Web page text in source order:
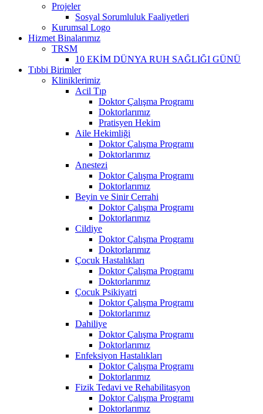
Projeler
Sosyal Sorumluluk Faaliyetleri
Kurumsal Logo
Hizmet Binalarımız
TRSM
10 EKİM DÜNYA RUH SAĞLIĞI GÜNÜ
Tıbbi Birimler
Kliniklerimiz
Acil Tıp
Doktor Çalışma Programı
Doktorlarımız
Pratisyen Hekim
Aile Hekimliği
Doktor Çalışma Programı
Doktorlarımız
Anestezi
Doktor Çalışma Programı
Doktorlarımız
Beyin ve Sinir Cerrahi
Doktor Çalışma Programı
Doktorlarımız
Cildiye
Doktor Çalışma Programı
Doktorlarımız
Çocuk Hastalıkları
Doktor Çalışma Programı
Doktorlarımız
Çocuk Psikiyatri
Doktor Çalışma Programı
Doktorlarımız
Dahiliye
Doktor Çalışma Programı
Doktorlarımız
Enfeksiyon Hastalıkları
Doktor Çalışma Programı
Doktorlarımız
Fizik Tedavi ve Rehabilitasyon
Doktor Çalışma Programı
Doktorlarımız